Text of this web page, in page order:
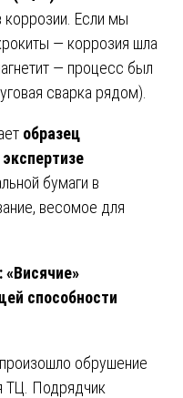
коррозии. Если мы
— коррозия шла
— процесс был
сварка рядом).
образец
бумаги в
весомое для
«Висячие»
способности
обрушение
ТЦ. Подрядчик